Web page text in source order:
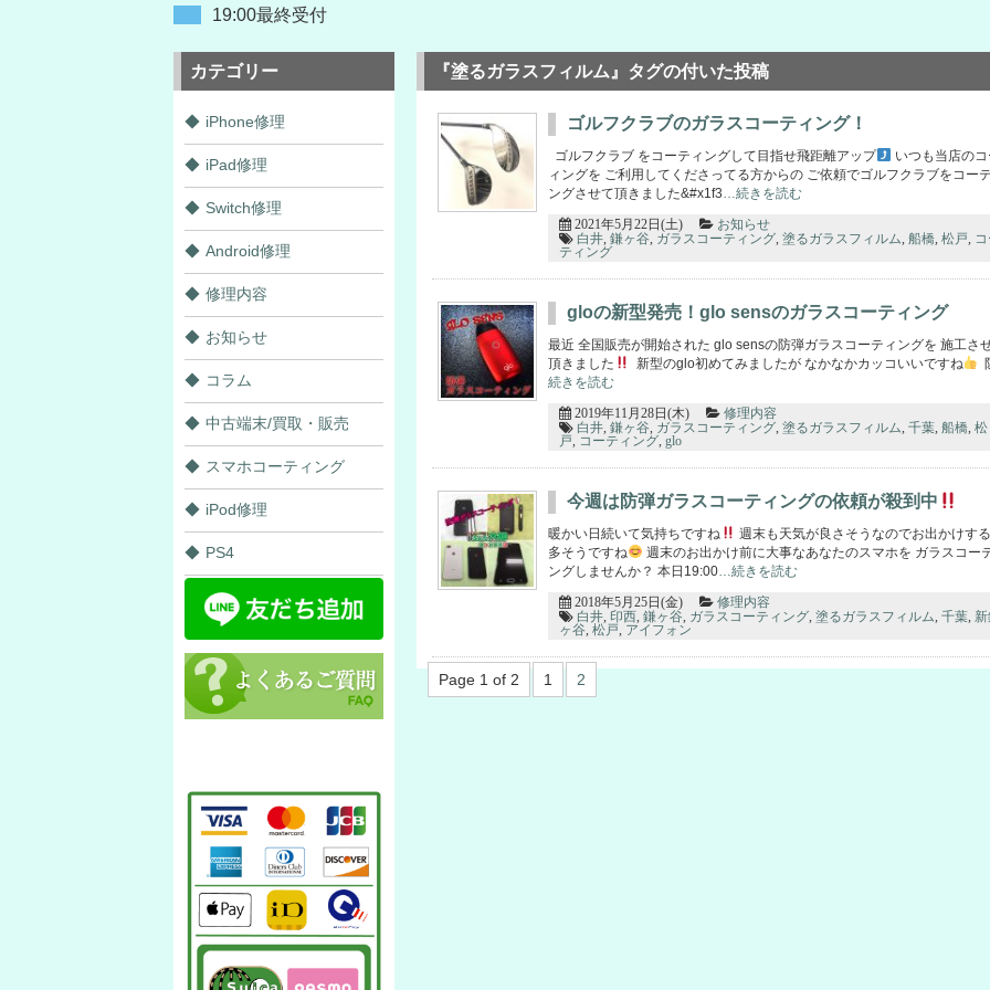
19:00最終受付
『塗るガラスフィルム』タグの付いた投稿
ゴルフクラブのガラスコーティング！
ゴルフクラブ をコーティングして目指せ飛距離アップ
いつも当店の
ィングを ご利用してくださってる方からの ご依頼でゴルフクラブをコー
ングさせて頂きました&#x1f3…続きを読む
2021年5月22日(土)
お知らせ
白井 鎌ヶ谷 ガラスコーティング 塗るガラスフィルム 船橋 松戸
ティング
gloの新型発売！glo sensのガラスコーティング
最近 全国販売が開始された glo sensの防弾ガラスコーティングを 施工さ
頂きました
新型のglo初めてみましたが なかなかカッコいいですね
続きを読む
2019年11月28日(木)
修理内容
白井 鎌ヶ谷 ガラスコーティング 塗るガラスフィルム 千葉 船橋 松
戸
コーティング glo
今週は防弾ガラスコーティングの依頼が殺到中
暖かい日続いて気持ちですね
週末も天気が良さそうなのでお出かけす
多そうですね
週末のお出かけ前に大事なあなたのスマホを ガラスコー
ングしませんか？ 本日19:00…続きを読む
2018年5月25日(金)
修理内容
白井 印西 鎌ヶ谷 ガラスコーティング 塗るガラスフィルム 千葉
ヶ谷 松戸 アイフォン
Page 1 of 2 1 2
カテゴリー
iPhone修理
iPad修理
Switch修理
Android修理
修理内容
お知らせ
コラム
中古端末/買取・販売
スマホコーティング
iPod修理
PS4